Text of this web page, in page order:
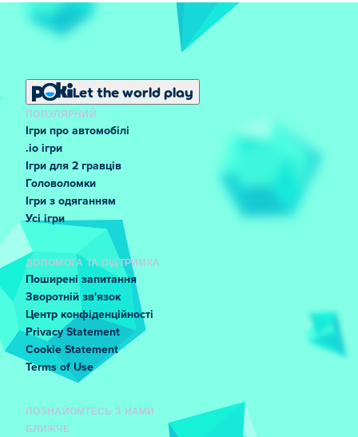
Let the world play
ПОПУЛЯРНИЙ
Ігри про автомобілі
.io ігри
Ігри для 2 гравців
Головоломки
Ігри з одяганням
Усі ігри
ДОПОМОГА ТА ПІДТРИМКА
Поширені запитання
Зворотній зв'язок
Центр конфіденційності
Privacy Statement
Cookie Statement
Terms of Use
ПОЗНАЙОМТЕСЬ З НАМИ
БЛИЖЧЕ